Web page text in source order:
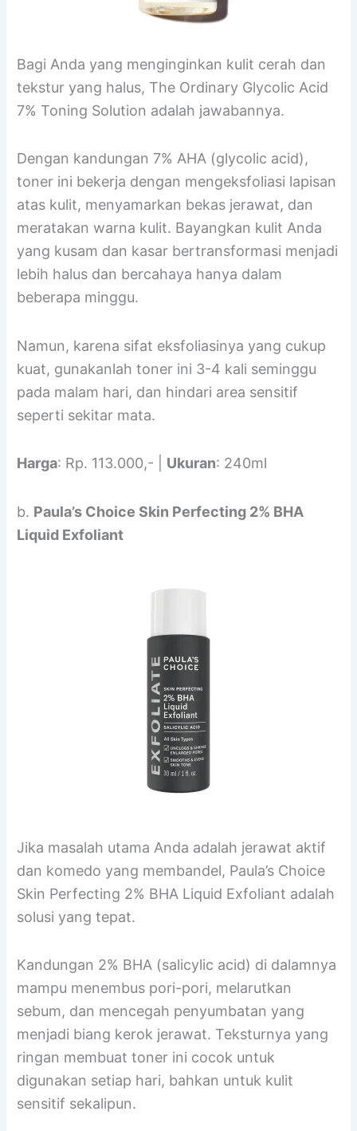
Bagi Anda yang menginginkan kulit cerah dan
tekstur yang halus, The Ordinary Glycolic Acid
7% Toning Solution adalah jawabannya.
Dengan kandungan 7% AHA (glycolic acid),
toner ini bekerja dengan mengeksfoliasi lapisan
atas kulit, menyamarkan bekas jerawat, dan
meratakan warna kulit. Bayangkan kulit Anda
yang kusam dan kasar bertransformasi menjadi
lebih halus dan bercahaya hanya dalam
beberapa minggu.
Namun, karena sifat eksfoliasinya yang cukup
kuat, gunakanlah toner ini 3-4 kali seminggu
pada malam hari, dan hindari area sensitif
seperti sekitar mata.
Harga: Rp. 113.000,- | Ukuran: 240ml
b. Paula’s Choice Skin Perfecting 2% BHA
Liquid Exfoliant
Jika masalah utama Anda adalah jerawat aktif
dan komedo yang membandel, Paula’s Choice
Skin Perfecting 2% BHA Liquid Exfoliant adalah
solusi yang tepat.
Kandungan 2% BHA (salicylic acid) di dalamnya
mampu menembus pori-pori, melarutkan
sebum, dan mencegah penyumbatan yang
menjadi biang kerok jerawat. Teksturnya yang
ringan membuat toner ini cocok untuk
digunakan setiap hari, bahkan untuk kulit
sensitif sekalipun.